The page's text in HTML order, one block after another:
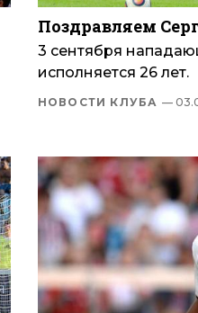
Поздравляем
3 сентября
исполняется 26 лет.
НОВОСТИ КЛУБА —